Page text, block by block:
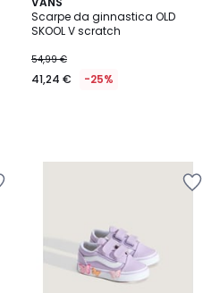
Scarpe da ginnastica OLD
SKOOL V scratch
54,99 €
41,24 € -25%